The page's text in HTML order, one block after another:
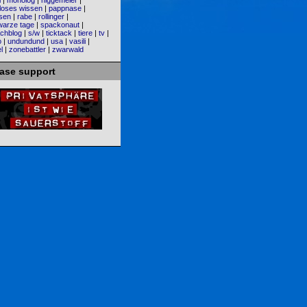
wissen | pappnase |
| rabe | rollinger |
tage | spackonaut |
| s/w | ticktack | tiere | tv |
| undundund | usa | vasili |
| zonebattler | zwarwald
support